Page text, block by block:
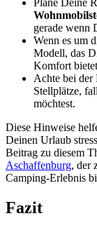
gerade wenn
Wenn es um
Modell, das
Komfort
Achte bei der
Stellplätze,
möchtest.
Diese Hinweise
Deinen Urlaub
Beitrag zu diesem
Aschaffenburg, der
Camping-Erlebnis
Fazit